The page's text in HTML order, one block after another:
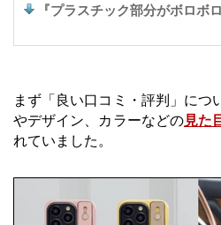
『プラスチック部分がボロボ
まず「良い口コミ・評判」につ
やデザイン、カラーなどの見た
れていました。